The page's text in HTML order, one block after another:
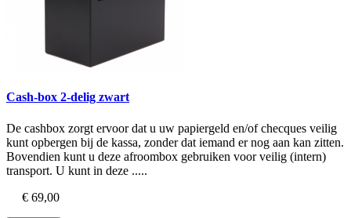
Cash-box 2-delig zwart
De cashbox zorgt ervoor dat u uw papiergeld en/of checques veilig
kunt opbergen bij de kassa, zonder dat iemand er nog aan kan zitten.
Bovendien kunt u deze afroombox gebruiken voor veilig (intern)
transport. U kunt in deze .....
€ 69,00